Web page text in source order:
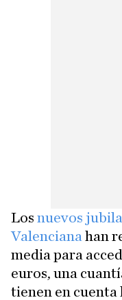
Los nuevos
Valenciana han
media para
euros, una
tienen en cuenta